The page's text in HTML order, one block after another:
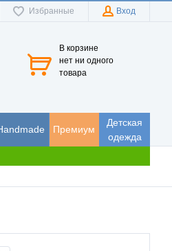
Избранные Вход
В корзине
нет ни одного
товара
Премиум
Детская
одежда